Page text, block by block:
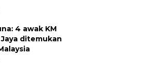
4 awak KM
ditemukan